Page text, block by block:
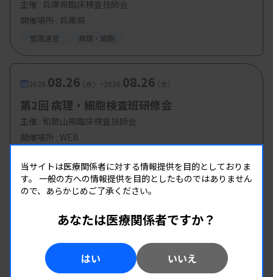
主催 : 兵庫県臨床検査技師会
開催場所 : 兵庫県
管理運営 病理・細胞
2026. 08.26（水） -2026. 08.26（水）
第2回 病理・細胞検査班研修会
主催 : 和歌山県臨床検査技師会
開催場所 : WEB
当サイトは医療関係者に対する情報提供を目的としておりま
す。 一般の方への情報提供を目的としたものではありません
ので、あらかじめご了承ください。
あなたは医療関係者ですか？
はい いいえ